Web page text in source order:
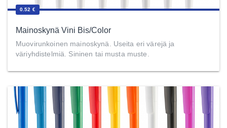
0.52 €
Mainoskynä Vini Bis/Color
Muovirunkoinen mainoskynä. Useita eri värejä ja
väriyhdistelmiä. Sininen tai musta muste.